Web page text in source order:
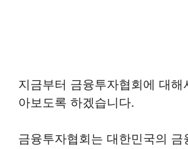
지금부터 금융투자협회에 대해
아보도록 하겠습니다.
금융투자협회는 대한민국의 금